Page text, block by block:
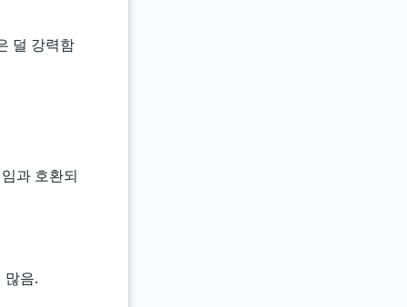
덜 강력함
과 호환되
많음.